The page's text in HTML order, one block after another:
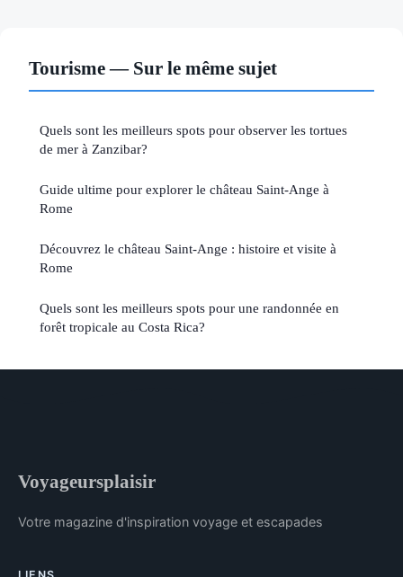
Tourisme — Sur le même sujet
Quels sont les meilleurs spots pour observer les tortues
de mer à Zanzibar?
Guide ultime pour explorer le château Saint-Ange à
Rome
Découvrez le château Saint-Ange : histoire et visite à
Rome
Quels sont les meilleurs spots pour une randonnée en
forêt tropicale au Costa Rica?
Voyageursplaisir
Votre magazine d'inspiration voyage et escapades